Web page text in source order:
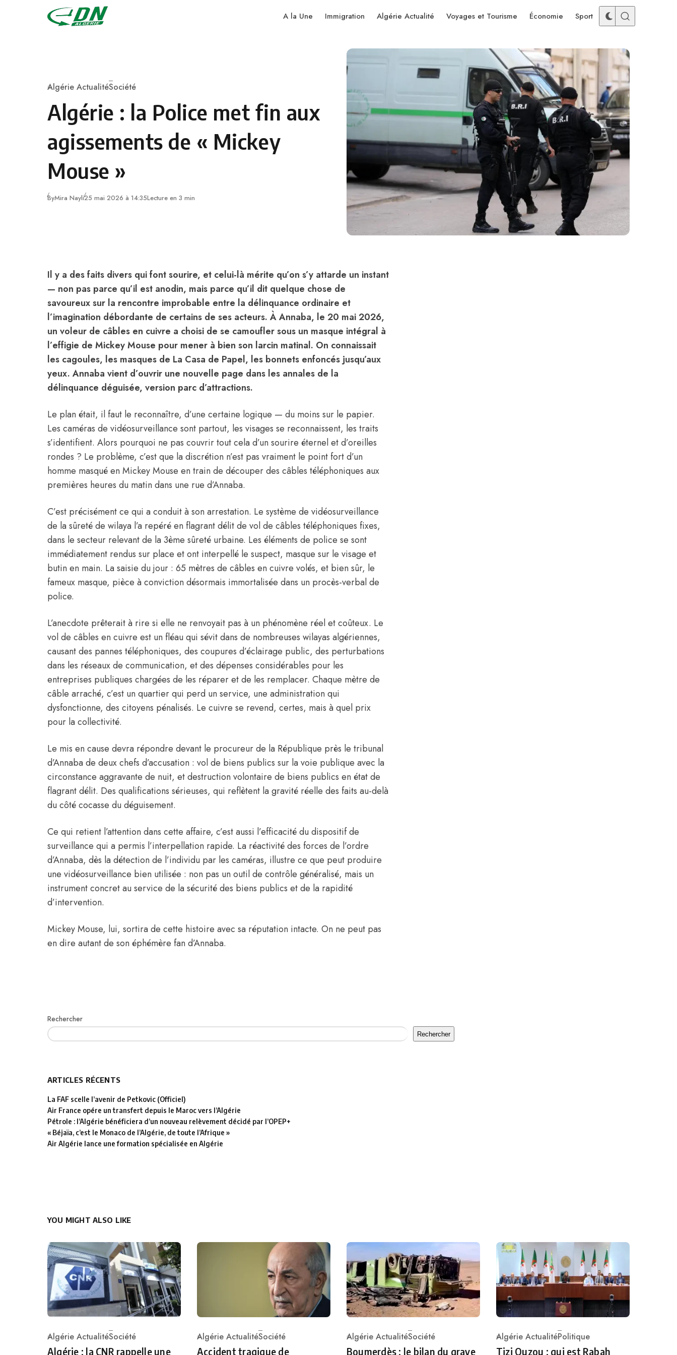
Skip to content
A la Une Immigration Algérie Actualité Voyages et Tourisme Économie Sport
Category
Algérie ActualitéSociété
Algérie : la Police met fin aux
agissements de « Mickey
Mouse »
ByMira Nayli25 mai 2026 à 14:35Lecture en 3 min
Il y a des faits divers qui font sourire, et celui-là mérite qu’on s’y attarde un instant
— non pas parce qu’il est anodin, mais parce qu’il dit quelque chose de
savoureux sur la rencontre improbable entre la délinquance ordinaire et
l’imagination débordante de certains de ses acteurs. À Annaba, le 20 mai 2026,
un voleur de câbles en cuivre a choisi de se camoufler sous un masque intégral à
l’effigie de Mickey Mouse pour mener à bien son larcin matinal. On connaissait
les cagoules, les masques de La Casa de Papel, les bonnets enfoncés jusqu’aux
yeux. Annaba vient d’ouvrir une nouvelle page dans les annales de la
délinquance déguisée, version parc d’attractions.
Le plan était, il faut le reconnaître, d’une certaine logique — du moins sur le papier.
Les caméras de vidéosurveillance sont partout, les visages se reconnaissent, les traits
s’identifient. Alors pourquoi ne pas couvrir tout cela d’un sourire éternel et d’oreilles
rondes ? Le problème, c’est que la discrétion n’est pas vraiment le point fort d’un
homme masqué en Mickey Mouse en train de découper des câbles téléphoniques aux
premières heures du matin dans une rue d’Annaba.
C’est précisément ce qui a conduit à son arrestation. Le système de vidéosurveillance
de la sûreté de wilaya l’a repéré en flagrant délit de vol de câbles téléphoniques fixes,
dans le secteur relevant de la 3ème sûreté urbaine. Les éléments de police se sont
immédiatement rendus sur place et ont interpellé le suspect, masque sur le visage et
butin en main. La saisie du jour : 65 mètres de câbles en cuivre volés, et bien sûr, le
fameux masque, pièce à conviction désormais immortalisée dans un procès-verbal de
police.
L’anecdote prêterait à rire si elle ne renvoyait pas à un phénomène réel et coûteux. Le
vol de câbles en cuivre est un fléau qui sévit dans de nombreuses wilayas algériennes,
causant des pannes téléphoniques, des coupures d’éclairage public, des perturbations
dans les réseaux de communication, et des dépenses considérables pour les
entreprises publiques chargées de les réparer et de les remplacer. Chaque mètre de
câble arraché, c’est un quartier qui perd un service, une administration qui
dysfonctionne, des citoyens pénalisés. Le cuivre se revend, certes, mais à quel prix
pour la collectivité.
Le mis en cause devra répondre devant le procureur de la République près le tribunal
d’Annaba de deux chefs d’accusation : vol de biens publics sur la voie publique avec la
circonstance aggravante de nuit, et destruction volontaire de biens publics en état de
flagrant délit. Des qualifications sérieuses, qui reflètent la gravité réelle des faits au-delà
du côté cocasse du déguisement.
Ce qui retient l’attention dans cette affaire, c’est aussi l’efficacité du dispositif de
surveillance qui a permis l’interpellation rapide. La réactivité des forces de l’ordre
d’Annaba, dès la détection de l’individu par les caméras, illustre ce que peut produire
une vidéosurveillance bien utilisée : non pas un outil de contrôle généralisé, mais un
instrument concret au service de la sécurité des biens publics et de la rapidité
d’intervention.
Mickey Mouse, lui, sortira de cette histoire avec sa réputation intacte. On ne peut pas
en dire autant de son éphémère fan d’Annaba.
Rechercher
Rechercher
ARTICLES RÉCENTS
La FAF scelle l’avenir de Petkovic (Officiel)
Air France opére un transfert depuis le Maroc vers l’Algérie
Pétrole : l’Algérie bénéficiera d’un nouveau relèvement décidé par l’OPEP+
« Béjaïa, c’est le Monaco de l’Algérie, de toute l’Afrique »
Air Algérie lance une formation spécialisée en Algérie
YOU MIGHT ALSO LIKE
Category
Algérie ActualitéSociété
Algérie : la CNR rappelle une
Category
Algérie ActualitéSociété
Accident tragique de
Category
Algérie ActualitéSociété
Boumerdès : le bilan du grave
Category
Algérie ActualitéPolitique
Tizi Ouzou : qui est Rabah